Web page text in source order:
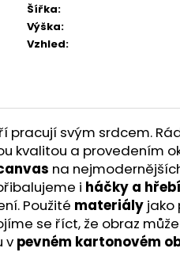
Šířka:
Výška:
Vzhled:
svým srdcem.
kvalitou a provedením
na
i háčky a
Použité materiály jako
se říct, že obraz
v pevném kartonovém